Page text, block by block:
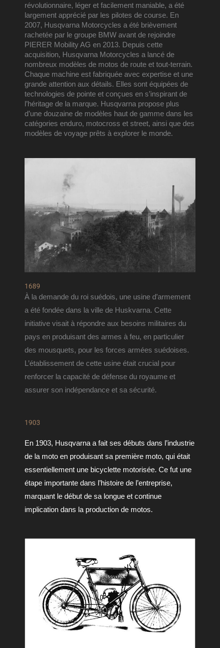
révolutionnaire, léger et facilement maniable, a été
largement apprécié par les pilotes de course. En
2007, Husqvarna Motorcycles a été brièvement
rachetée par le groupe BMW avant de rejoindre
PIERER Mobility AG en 2013. Depuis cette
acquisition, Husqvarna Motorcycles a lancé de
nombreux modèles de motos de route et tout-terrain.
Chaque machine est fabriquée avec expertise et une
grande attention aux détails. Elles sont équipées de
technologies de pointe et conçues en s’inspirant de
l’héritage de la marque. Husqvarna propose plus
d’une douzaine de modèles haut de gamme dans les
catégories enduro, motocross et street, ainsi que des
modèles de voyage prêts à explorer le monde.
1689
À la demande du roi suédois, une usine d’armement
a été fondée dans la ville de Huskvarna. Cette
initiative visait à répondre aux besoins militaires du
pays en produisant des armes à feu, en particulier
des mousquets, pour les forces armées suédoises.
L’établissement de cette usine était crucial pour
renforcer la capacité de défense du royaume et
assurer son indépendance et sa sécurité.
1903
En 1903, Husqvarna a fait ses débuts dans l’industrie
de la moto en produisant sa première moto, qui était
essentiellement une bicyclette motorisée. Ce fut une
étape importante dans l’histoire de l’entreprise,
marquant le début de sa longue et continue
implication dans la production de motos.